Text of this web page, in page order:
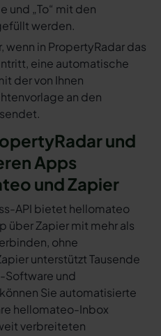
und „To“ mit den
werden.
wenn in PropertyRadar das
eine automatische
der von Ihnen
an den
und
Apps
und Zapier
API bietet hellomateo
über Zapier mit mehr als
ohne
unterstützt Tausende
Software und
Sie automatisierte
hellomateo-Inbox
verbreiteten